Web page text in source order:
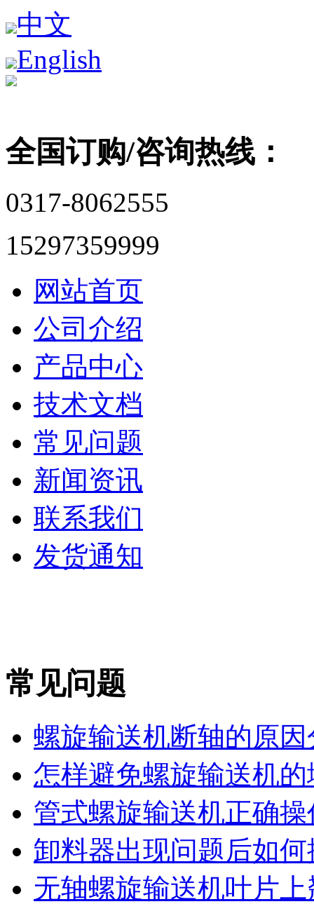
中文
English
全国订购/咨询热线：
0317-8062555
15297359999
网站首页
公司介绍
产品中心
技术文档
常见问题
新闻资讯
联系我们
发货通知
常见问题
螺旋输送机断轴的原因
怎样避免螺旋输送机
管式螺旋输送机正确
卸料器出现问题后如何
无轴螺旋输送机叶片